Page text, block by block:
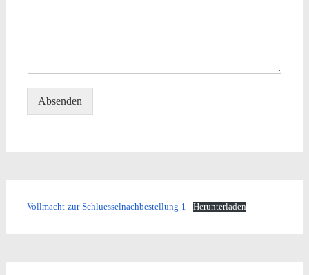
Absenden
Vollmacht-zur-Schluesselnachbestellung-1 Herunterladen